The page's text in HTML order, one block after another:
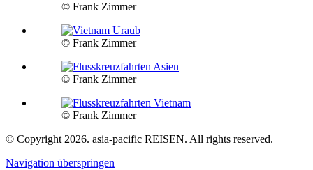
© Frank Zimmer
© Frank Zimmer
© Frank Zimmer
© Frank Zimmer
© Copyright 2026. asia-pacific REISEN. All rights reserved.
Navigation überspringen